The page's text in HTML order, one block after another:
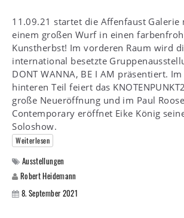
11.09.21 startet die Affenfaust Galerie
einem großen Wurf in einen
Kunstherbst! Im vorderen Raum wird
international besetzte
DONT WANNA, BE I AM präsentiert. Im
hinteren Teil feiert das
große Neueröffnung und im Paul
Contemporary eröffnet Eike König
Soloshow.
Weiterlesen
Ausstellungen
Robert Heidemann
8. September 2021